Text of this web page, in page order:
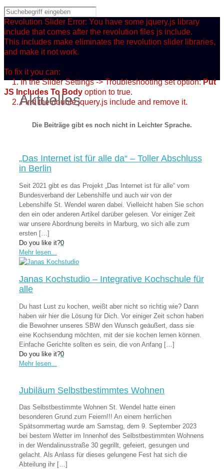
Revolution Slider Error: You have some jquery.js library
include that comes after the revolution files js include.
This includes make eliminates the revolution slider libraries,
and make it not work.
To fix it you can:
1. In the Slider Settings -> Troubleshooting set option:Put
JS Includes To Body option to true.
2. Find the double jquery.js include and remove it.
Aktuelles
Die Beiträge gibt es noch nicht in Leichter Sprache.
„Das Internet ist für alle da“ – Toller Abschluss
in Berlin
Seit 2021 gibt es das Projekt „Das Internet ist für alle“ vom
Bundesverband der Lebenshilfe und auch wir von der
Lebenshilfe St. Wendel waren dabei. Vielleicht haben Sie schon
den ein oder anderen Artikel darüber gelesen. Vor einiger Zeit
war unsere Abordnung bereits in Marburg, wo sich alle zum
ersten […]
Do you like it?0
Mehr lesen...
Janas Kochstudio – Integrative Kochschule für
alle
Du hast Lust zu kochen, weißt aber nicht so richtig wie? Dann
haben wir hier die Lösung für Dich. Vor einiger Zeit schon haben
die Bewohner unseres SBW den Wunsch geäußert, dass sie
eine Kochsendung möchten, mit der sie kochen lernen können.
Einfache Gerichte sollten es sein, die von Anfang […]
Do you like it?0
Mehr lesen...
Jubiläum Selbstbestimmtes Wohnen
Das Selbstbestimmte Wohnen St. Wendel hatte einen
besonderen Grund zum Feiern!!! An einem herrlichen
Spätsommertag wurde am Samstag, dem 9. September 2023
bei bestem Wetter im Innenhof des Selbstbestimmten Wohnens
in der Wendalinusstraße 30 gegrillt, gefeiert, gesungen und
gelacht. Als Anlass für dieses gelungene Fest hat sich die
Abteilung ihr […]